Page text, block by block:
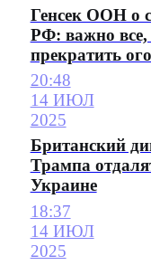
Генсек ООН о
РФ: важно все,
прекратить
20:48
14 ИЮЛ
2025
Британский
Трампа
Украине
18:37
14 ИЮЛ
2025